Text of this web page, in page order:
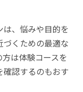
、悩みや目的を
づくための最適な
は体験コースを
認するのもおす